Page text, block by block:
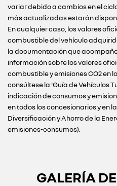
variar debido a cambios en el
más actualizadas estarán
En cualquier caso, los valores
combustible del vehículo
la documentación que
información sobre los valores
combustible y emisiones CO2 en
consúltese la 'Guía de Vehículos
indicación de consumos y
en todos los concesionarios y en
Diversificación y Ahorro de la
emisiones-consumos).
GALERÍA